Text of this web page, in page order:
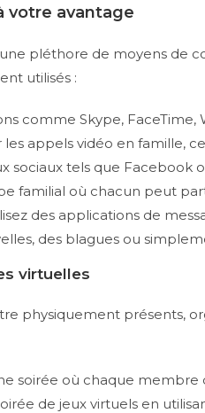
votre avantage
pléthore de moyens de
utilisés :
comme Skype,
appels vidéo en famille,
sociaux tels que
familial où chacun peut
des applications de
des blagues ou
virtuelles
physiquement présents,
soirée où chaque
de jeux virtuels en